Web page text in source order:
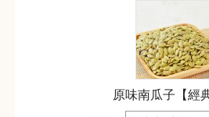
原味南瓜子【經